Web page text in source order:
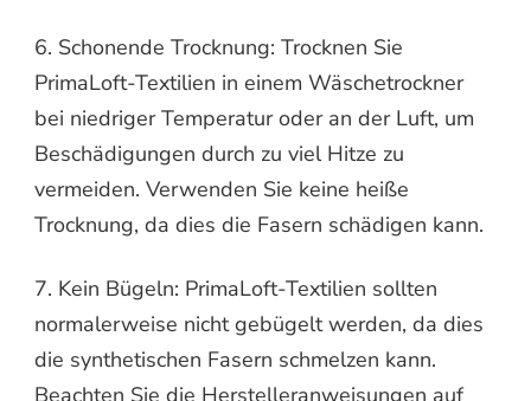
6. Schonende Trocknung: Trocknen Sie
PrimaLoft-Textilien in einem Wäschetrockner
bei niedriger Temperatur oder an der Luft, um
Beschädigungen durch zu viel Hitze zu
vermeiden. Verwenden Sie keine heiße
Trocknung, da dies die Fasern schädigen kann.
7. Kein Bügeln: PrimaLoft-Textilien sollten
normalerweise nicht gebügelt werden, da dies
die synthetischen Fasern schmelzen kann.